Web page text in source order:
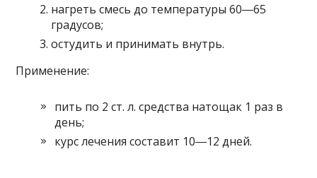
нагреть смесь до температуры 60―65
градусов;
остудить и принимать внутрь.
Применение:
пить по 2 ст. л. средства натощак 1 раз в
день;
курс лечения составит 10―12 дней.